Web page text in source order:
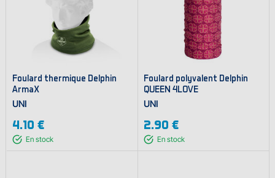
Foulard thermique Delphin
ArmaX
UNI
4.10 €
En stock
Foulard polyvalent Delphin
QUEEN 4LOVE
UNI
2.90 €
En stock